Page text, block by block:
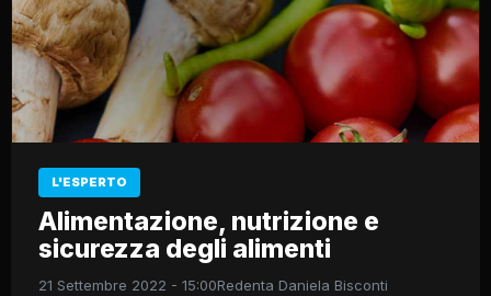
L'ESPERTO
Alimentazione, nutrizione e
sicurezza degli alimenti
21 Settembre 2022 - 15:00Redenta Daniela Bisconti